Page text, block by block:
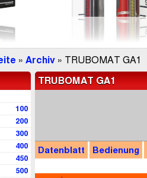
» Archiv » TRUBOMAT GA1
100
200
300
400
450
500
TRUBOMAT GA1
Datenblatt Bedienung